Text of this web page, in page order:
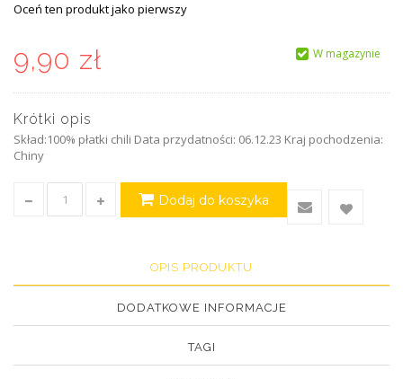
Oceń ten produkt jako pierwszy
9,90 zł W magazynie
Krótki opis
Skład:100% płatki chili Data przydatności: 06.12.23 Kraj pochodzenia:
Chiny
Dodaj do koszyka
OPIS PRODUKTU
DODATKOWE INFORMACJE
TAGI